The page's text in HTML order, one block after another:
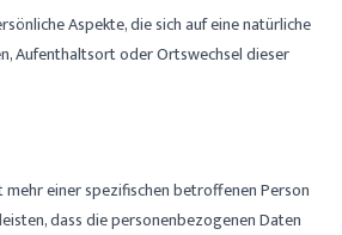
Aspekte, die sich auf eine natürliche
Aufenthaltsort oder Ortswechsel dieser
einer spezifischen betroffenen Person
dass die personenbezogenen Daten